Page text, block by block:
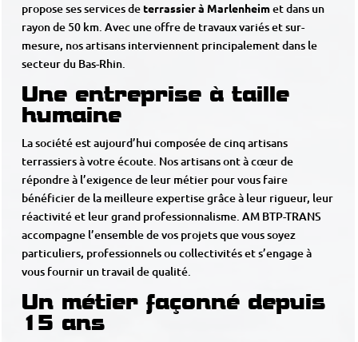
propose ses services de terrassier à Marlenheimet dans un
rayon de 50 km. Avec une offre de travaux variés et sur-
mesure, nos artisans interviennent principalement dans le
secteur du Bas-Rhin.
Une entreprise à taille
humaine
La société est aujourd’hui composée de cinq artisans
terrassiers à votre écoute. Nos artisans ont à cœur de
répondre à l’exigence de leur métier pour vous faire
bénéficier de la meilleure expertise grâce à leur rigueur, leur
réactivité et leur grand professionnalisme. AM BTP-TRANS
accompagne l’ensemble de vos projets que vous soyez
particuliers, professionnels ou collectivités et s’engage à
vous fournir un travail de qualité.
Un métier façonné depuis
15 ans